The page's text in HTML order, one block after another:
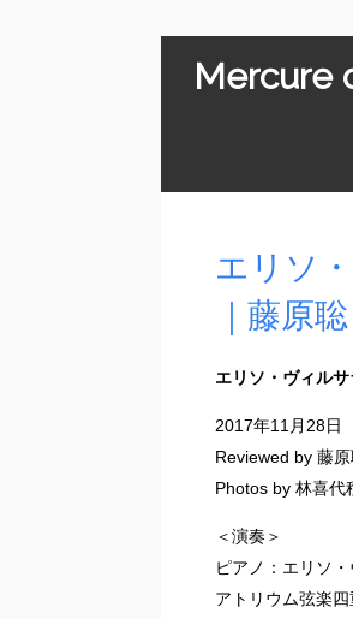
Mercure
エリソ
｜藤原聡
エリソ・ヴィル
2017年11月28
Reviewed by 藤原
Photos by 林喜代
＜演奏＞
ピアノ：エリソ
アトリウム弦楽四